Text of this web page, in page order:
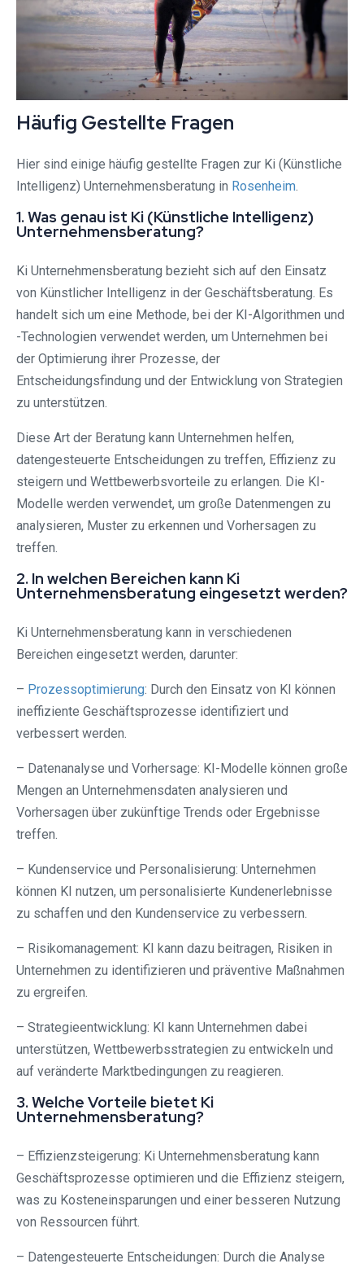
Häufig Gestellte Fragen
Hier sind einige häufig gestellte Fragen zur Ki (Künstliche
Intelligenz) Unternehmensberatung in Rosenheim
1. Was genau ist Ki (Künstliche Intelligenz)
Unternehmensberatung?
Ki Unternehmensberatung bezieht sich auf den Einsatz
von Künstlicher Intelligenz in der Geschäftsberatung. Es
handelt sich um eine Methode, bei der KI-Algorithmen und
-Technologien verwendet werden, um Unternehmen bei
der Optimierung ihrer Prozesse, der
Entscheidungsfindung und der Entwicklung von Strategien
zu unterstützen.
Diese Art der Beratung kann Unternehmen helfen,
datengesteuerte Entscheidungen zu treffen, Effizienz zu
steigern und Wettbewerbsvorteile zu erlangen. Die KI-
Modelle werden verwendet, um große Datenmengen zu
analysieren, Muster zu erkennen und Vorhersagen zu
treffen.
2. In welchen Bereichen kann Ki
Unternehmensberatung eingesetzt werden?
Ki Unternehmensberatung kann in verschiedenen
Bereichen eingesetzt werden, darunter:
– Prozessoptimierung: Durch den Einsatz von KI können
ineffiziente Geschäftsprozesse identifiziert und
verbessert werden.
– Datenanalyse und Vorhersage: KI-Modelle können große
Mengen an Unternehmensdaten analysieren und
Vorhersagen über zukünftige Trends oder Ergebnisse
treffen.
– Kundenservice und Personalisierung: Unternehmen
können KI nutzen, um personalisierte Kundenerlebnisse
zu schaffen und den Kundenservice zu verbessern.
– Risikomanagement: KI kann dazu beitragen, Risiken in
Unternehmen zu identifizieren und präventive Maßnahmen
zu ergreifen.
– Strategieentwicklung: KI kann Unternehmen dabei
unterstützen, Wettbewerbsstrategien zu entwickeln und
auf veränderte Marktbedingungen zu reagieren.
3. Welche Vorteile bietet Ki
Unternehmensberatung?
– Effizienzsteigerung: Ki Unternehmensberatung kann
Geschäftsprozesse optimieren und die Effizienz steigern,
was zu Kosteneinsparungen und einer besseren Nutzung
von Ressourcen führt.
– Datengesteuerte Entscheidungen: Durch die Analyse